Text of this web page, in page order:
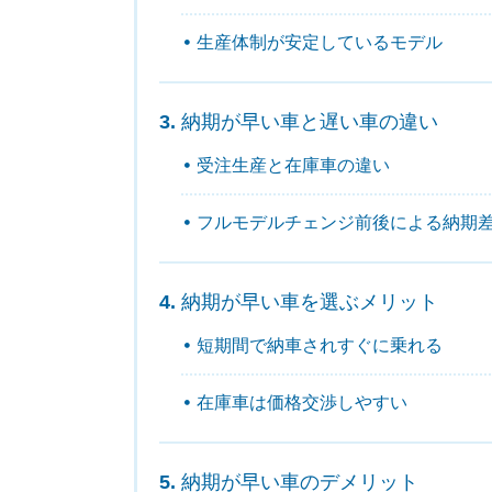
生産体制が安定しているモデル
納期が早い車と遅い車の違い
受注生産と在庫車の違い
フルモデルチェンジ前後による納期
納期が早い車を選ぶメリット
短期間で納車されすぐに乗れる
在庫車は価格交渉しやすい
納期が早い車のデメリット